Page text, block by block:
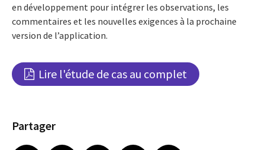
en développement pour intégrer les observations, les
commentaires et les nouvelles exigences à la prochaine
version de l’application.
Lire l'étude de cas au complet
Partager